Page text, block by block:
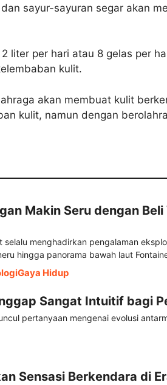
sayur-sayuran segar akan
liter per hari atau 8 gelas per
kulit.
akan membuat kulit
kulit, namun dengan
Makin Seru dengan
selalu menghadirkan pengalaman
hingga panorama bawah laut
Gaya Hidup
Sangat Intuitif bagi
pertanyaan mengenai evolusi
Sensasi Berkendara di